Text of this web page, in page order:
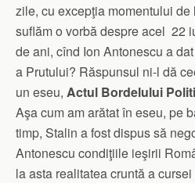
zile, cu excepţia momentului
suflăm o vorbă despre acel 22
de ani, cînd Ion Antonescu a
a Prutului? Răspunsul ni-l dă
un eseu, Actul Bordelului
Aşa cum am arătat în eseu, pe
timp, Stalin a fost dispus să
Antonescu condiţiile ieşirii
la asta realitatea cruntă a